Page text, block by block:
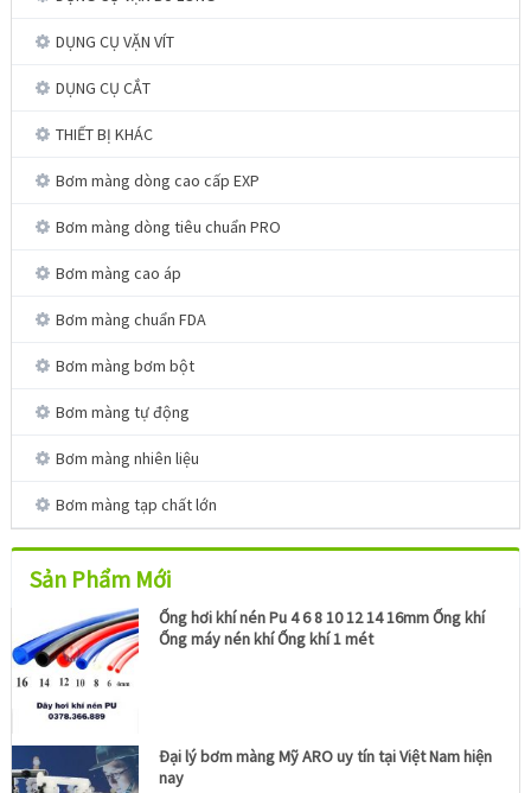
DỤNG CỤ VẶN VÍT
DỤNG CỤ CẮT
THIẾT BỊ KHÁC
Bơm màng dòng cao cấp EXP
Bơm màng dòng tiêu chuẩn PRO
Bơm màng cao áp
Bơm màng chuẩn FDA
Bơm màng bơm bột
Bơm màng tự động
Bơm màng nhiên liệu
Bơm màng tạp chất lớn
Sản Phẩm Mới
Ống hơi khí nén Pu 4 6 8 10 12 14 16mm Ống khí
Ống máy nén khí Ống khí 1 mét
Đại lý bơm màng Mỹ ARO uy tín tại Việt Nam hiện
nay